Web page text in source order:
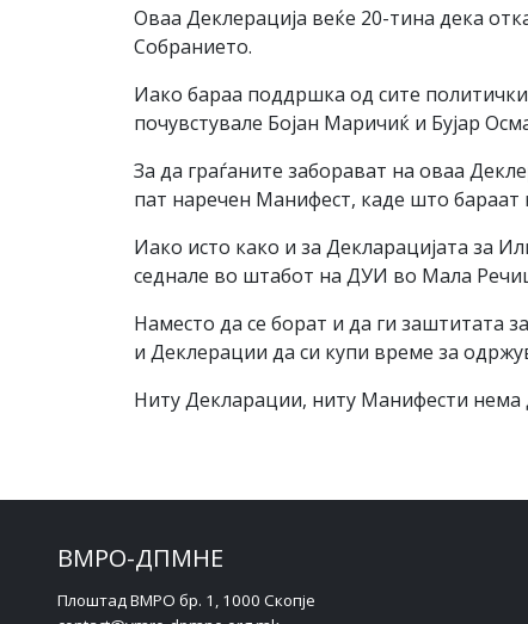
Оваа Деклерација веќе 20-тина дека
Собранието.
Иако бараа поддршка од сите политички
почувстувале Бојан Маричиќ и Бујар
За да граѓаните заборават на оваа
пат наречен Манифест, каде што бараат
Иако исто како и за Декларацијата за
седнале во штабот на ДУИ во Мала
Наместо да се борат и да ги заштитата
и Деклерации да си купи време за
Ниту Декларации, ниту Манифести нема
ВМРО-ДПМНЕ
Плоштад ВМРО бр. 1, 1000 Скопје